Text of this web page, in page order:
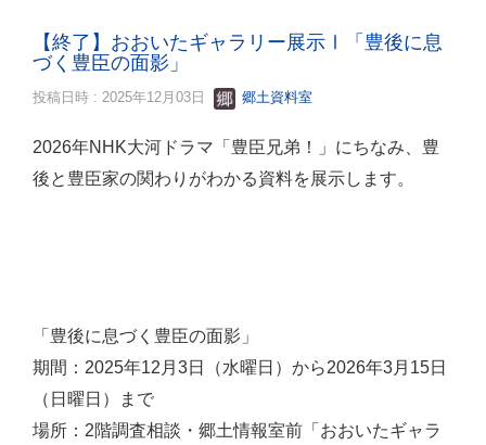
【終了】おおいたギャラリー展示Ⅰ「豊後に息
づく豊臣の面影」
投稿日時 : 2025年12月03日 郷土資料室
2026年NHK大河ドラマ「豊臣兄弟！」にちなみ、豊
後と豊臣家の関わりがわかる資料を展示します。
「豊後に息づく豊臣の面影」
期間：2025年12月3日（水曜日）から2026年3月15日
（日曜日）まで
場所：2階調査相談・郷土情報室前「おおいたギャラ